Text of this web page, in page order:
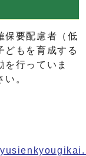
要配慮者（低
どもを育成する
行っていま
。